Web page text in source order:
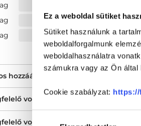
Ez a weboldal sütiket
Sütiket használunk a
weboldalforgalmunk
weboldalhasználatra
számukra vagy az Ön
Cookie szabályzat:
hozzáállása, figyelmessége,
volt a tájékoztatásod?
volt az ellátásod?